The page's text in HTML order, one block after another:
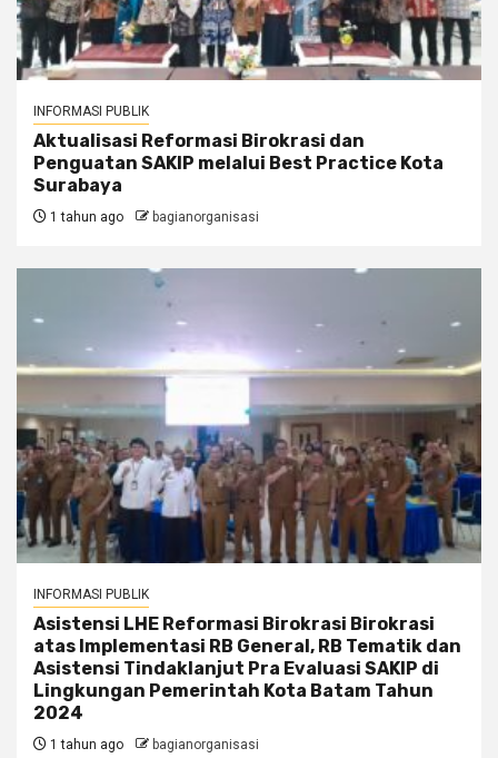
INFORMASI PUBLIK
Aktualisasi Reformasi Birokrasi dan
Penguatan SAKIP melalui Best Practice Kota
Surabaya
1 tahun ago bagianorganisasi
INFORMASI PUBLIK
Asistensi LHE Reformasi Birokrasi Birokrasi
atas Implementasi RB General, RB Tematik dan
Asistensi Tindaklanjut Pra Evaluasi SAKIP di
Lingkungan Pemerintah Kota Batam Tahun
2024
1 tahun ago bagianorganisasi